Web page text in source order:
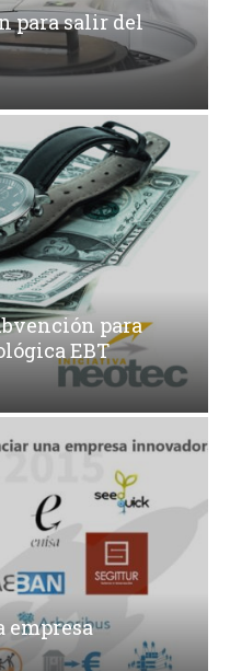
para salir del
para
EBT
empresa